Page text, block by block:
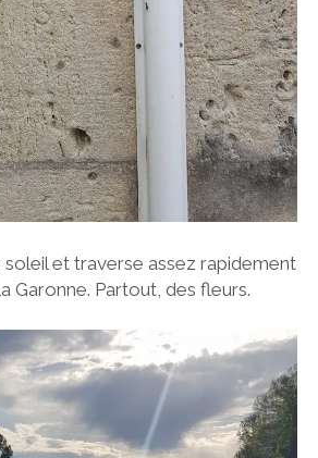
soleil et traverse assez rapidement
Garonne. Partout, des fleurs.